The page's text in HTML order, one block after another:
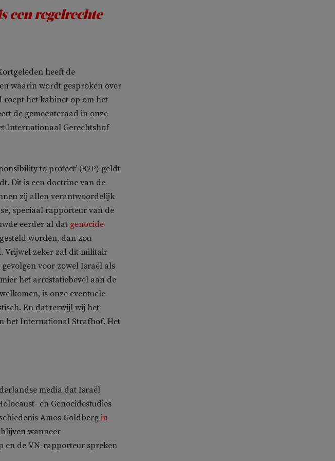
een regelrechte
heeft de
waarin wordt gesproken over
roept het kabinet op om het
de gemeenteraad in onze
Internationaal Gerechtshof
to protect’ (R2P) geldt
Dit is een doctrine van de
zij allen verantwoordelijk
speciaal rapporteur van de
eerder al dat genocide
worden, dan zou
Vrijwel zeker zal dit militair
voor zowel Israël als
het arrestatiebevel aan de
is onze eventuele
En dat terwijl wij het
het International Strafhof. Het
media dat Israël
en Genocidestudies
Amos Goldbergin
wanneer
en de VN-rapporteur spreken